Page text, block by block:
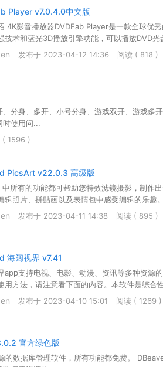
Player v7.0.4.0中文版
4K影音播放器DVDFab Player是一款全球优
技术和蓝光3D播放引擎功能，可以播放DVD
发布于 2023-04-12 14:36 阅读 ( 818 )
分身、多开、小号分身、游戏双开、游戏多
时使用问...
( 1596 )
PicsArt v22.0.3 高级版
所有的功能都可帮助您特效滤镜摄影，制作
辑照片、拼贴画以及表情包中感受编辑的乐趣
发布于 2023-04-11 14:38 阅读 ( 895 )
海阔视界 v7.41
app支持电视、电影、动漫、资讯等多种资源
用方法，请注意看下面的内容。本软件是综合
的板块分类非常方便大家进行查找搜索，给你
发布于 2023-04-10 15:01 阅读 ( 1269 )
官方绿色版
数据库管理软件，所有功能都免费。